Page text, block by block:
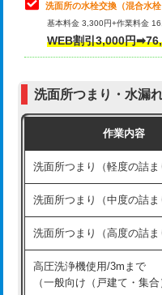
マス交換（深さ50㎝未満）
マス交換（深さ50㎝以上）
モルタル補修（厚さ10㎝ま
モルタル補修（厚さ10㎝超
洗面台設置
バスタブ設置
追加人工
交換・取付(混合水栓（壁
式・ワンホール）)
（P/S/ポップアップ））
交換・取付（その他部品）
持込商品取付（単水栓）
持込商品取付（混合水栓）
持込商品取付（浄水器・
給水管工事※（ホール加工
給水管工事※（バンド止め
洗面所の水栓交換（混合水栓
基本料金 3,300円+作業料金
WEB割引3,000円
洗面所つまり・水漏
作業内容
洗面所つまり（軽度の詰ま
洗面所つまり（中度の詰ま
洗面所つまり（高度の詰ま
高圧洗浄機使用/3mまで
（一般向け（戸建て・集合